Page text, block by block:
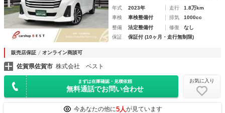
年式 2023年 走行
1.8万km
車検
車検整備付 排気
1000cc
整備
法定整備付 修復
なし
保証
保証付 (10ヶ月・走行無制限)
販売店保証 オンライン商談可
佐賀県佐賀市 株式会社 ベスト
まずは在庫確認・見積依頼
無料通話でお問い合わせ
お気に入り
今あなたの他に5人が見ています